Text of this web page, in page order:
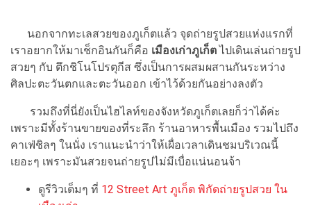
นอกจากทะเลสวยของภูเก็ตแล้ว จุดถ่ายรูปสวยแห่งแรกที่
เราอยากให้มาเช็กอินกันก็คือ เมืองเก่าภูเก็ตไปเดินเล่นถ่ายรูป
สวยๆ กับ ตึกชิโนโปรตุกีส ซึ่งเป็นการผสมผสานกันระหว่าง
ศิลปะตะวันตกและตะวันออก เข้าไว้ด้วยกันอย่างลงตัว
รวมถึงที่นี่ยังเป็นไฮไลท์ของจังหวัดภูเก็ตเลยก็ว่าได้ค่ะ
เพราะมีทั้งร้านขายของที่ระลึก ร้านอาหารพื้นเมือง รวมไปถึง
คาเฟ่ชิลๆ ในนั่ง เราแนะนำว่าให้เผื่อเวลาเดินชมบริเวณนี้
เยอะๆ เพราะมันสวยจนถ่ายรูปไม่มีเบื่อแน่นอนจ้า
ดูรีวิวเต็มๆ ที่ 12 Street Art ภูเก็ต พิกัดถ่ายรูปสวย ใน